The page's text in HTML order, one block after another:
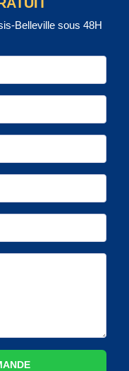
Belleville sous 48H